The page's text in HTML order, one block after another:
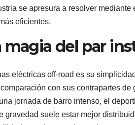
se apresura a resolver mediante
eficientes.
magia del par
eléctricas off-road es su
con sus contrapartes de
jornada de barro intenso, el
gravedad suele estar mejor